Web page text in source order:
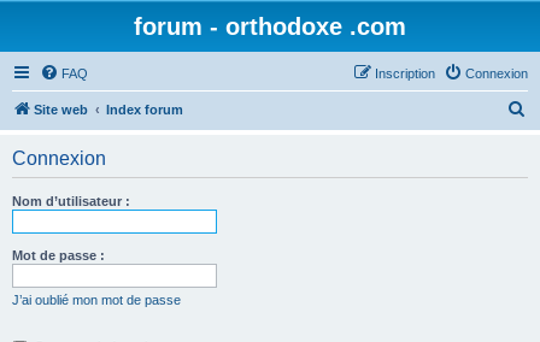
forum - orthodoxe .com
FAQ Connexion
Inscription
Site web Index forum
Connexion
Nom d’utilisateur :
Mot de passe :
J’ai oublié mon mot de passe